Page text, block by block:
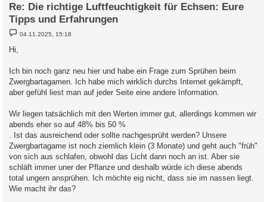
Re: Die richtige Luftfeuchtigkeit für Echsen: Eure
Tipps und Erfahrungen
B
e
t
g
04.11.2025, 15:18
Hi,
Ich bin noch ganz neu hier und habe ein Frage zum Sprühen beim
Zwergbartagamen. Ich habe mich wirklich durchs Internet gekämpft,
aber gefühl liest man auf jeder Seite eine andere Information.
Wir liegen tatsächlich mit den Werten immer gut, allerdings kommen wir
abends eher so auf 48% bis 50 %
. Ist das ausreichend oder sollte nachgesprüht werden? Unsere
Zwergbartagame ist noch ziemlich klein (3 Monate) und geht auch "früh"
von sich aus schlafen, obwohl das Licht dann noch an ist. Aber sie
schläft immer uner der Pflanze und deshalb würde ich diese abends
total ungern ansprühen. Ich möchte eig nicht, dass sie im nassen liegt.
Wie macht ihr das?